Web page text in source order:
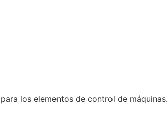
los elementos de control de máquinas.